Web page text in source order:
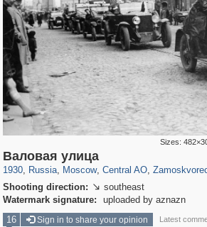
Sizes:
Валовая улица
1930, Russia
1,407,380
, Moscow
319,882 8,286
, Central AO
160,021
,
Shooting direction:  southeast
Watermark signature:
uploaded by aznazn
16
Sign in to share your opinion Latest